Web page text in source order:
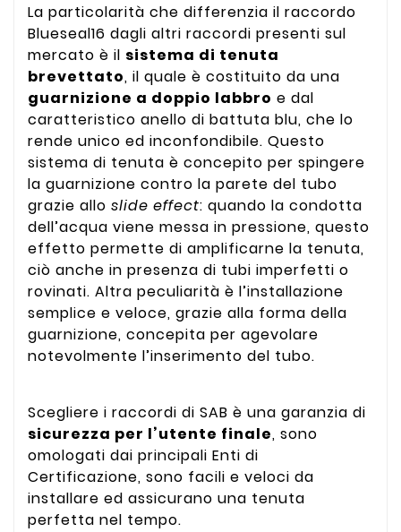
La particolarità che differenzia il raccordo
Blueseal16 dagli altri raccordi presenti sul
mercato è il sistema di tenuta
brevettato, il quale è costituito da una
guarnizione a doppio labbro e dal
caratteristico anello di battuta blu, che lo
rende unico ed inconfondibile. Questo
sistema di tenuta è concepito per spingere
la guarnizione contro la parete del tubo
grazie allo slide effect: quando la condotta
dell’acqua viene messa in pressione, questo
effetto permette di amplificarne la tenuta,
ciò anche in presenza di tubi imperfetti o
rovinati. Altra peculiarità è l’installazione
semplice e veloce, grazie alla forma della
guarnizione, concepita per agevolare
notevolmente l’inserimento del tubo.
Scegliere i raccordi di SAB è una garanzia di
sicurezza per l’utente finale, sono
omologati dai principali Enti di
Certificazione, sono facili e veloci da
installare ed assicurano una tenuta
perfetta nel tempo.